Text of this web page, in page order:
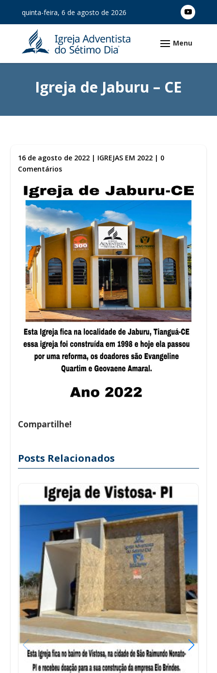
quinta-feira, 6 de agosto de 2026
Igreja de Jaburu – CE
16 de agosto de 2022 | IGREJAS EM 2022 | 0
Comentários
Compartilhe!
Posts Relacionados